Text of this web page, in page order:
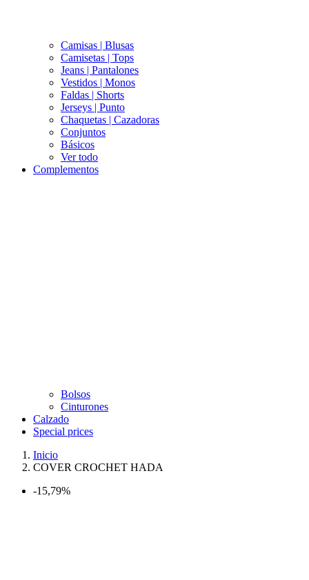
Camisas | Blusas
Camisetas | Tops
Jeans | Pantalones
Vestidos | Monos
Faldas | Shorts
Jerseys | Punto
Chaquetas | Cazadoras
Conjuntos
Básicos
Ver todo
Complementos
Bolsos
Cinturones
Calzado
Special prices
Inicio
COVER CROCHET HADA
-15,79%